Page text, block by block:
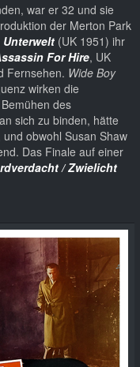
war er 32 und sie
der Merton Park
Unterwelt (UK 1951) ihr
For Hire, UK
Fernsehen. Wide Boy
wirken die
des
sich zu binden, hätte
obwohl Susan Shaw
Das Finale auf einer
/ Zwielicht